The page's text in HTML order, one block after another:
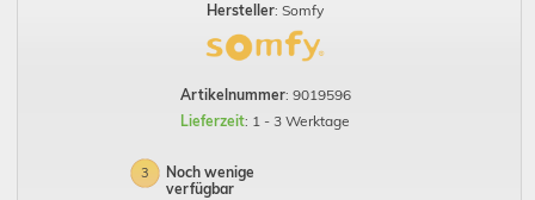
Hersteller: Somfy
Artikelnummer: 9019596
Lieferzeit: 1 - 3 Werktage
3
Noch wenige
verfügbar